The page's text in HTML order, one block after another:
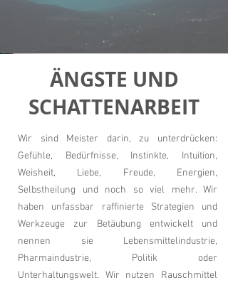
ÄNGSTE UND
SCHATTENARBEIT
Wir sind Meister darin, zu unterdrücken:
Gefühle, Bedürfnisse, Instinkte, Intuition,
Weisheit, Liebe, Freude, Energien,
Selbstheilung und noch so viel mehr. Wir
haben unfassbar raffinierte Strategien und
Werkzeuge zur Betäubung entwickelt und
nennen sie Lebensmittelindustrie,
Pharmaindustrie, Politik oder
Unterhaltungswelt. Wir nutzen Rauschmittel